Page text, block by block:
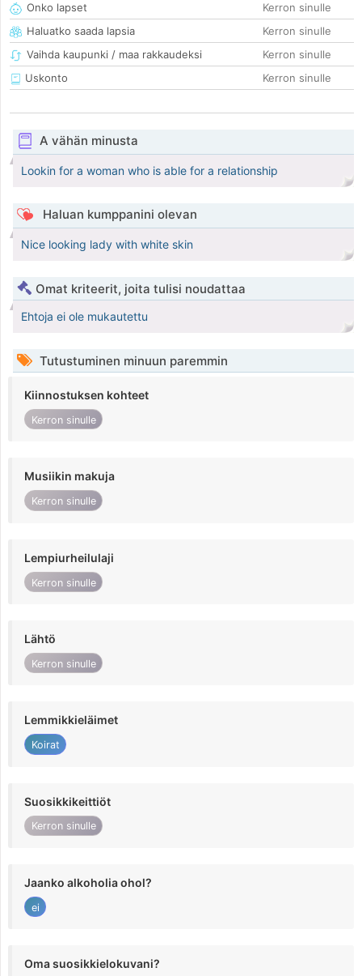
Onko lapset
Kerron sinulle
Haluatko saada lapsia
Kerron sinulle
Vaihda kaupunki / maa rakkaudeksi
Kerron sinulle
Uskonto
Kerron sinulle
A vähän minusta
Lookin for a woman who is able for a relationship
Haluan kumppanini olevan
Nice looking lady with white skin
Omat kriteerit, joita tulisi noudattaa
Ehtoja ei ole mukautettu
Tutustuminen minuun paremmin
Kiinnostuksen kohteet
Kerron sinulle
Musiikin makuja
Kerron sinulle
Lempiurheilulaji
Kerron sinulle
Lähtö
Kerron sinulle
Lemmikkieläimet
Koirat
Suosikkikeittiöt
Kerron sinulle
Jaanko alkoholia ohol?
ei
Oma suosikkielokuvani?